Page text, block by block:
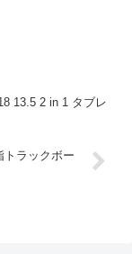
13.5 2 in 1 タブレ
トラックボー